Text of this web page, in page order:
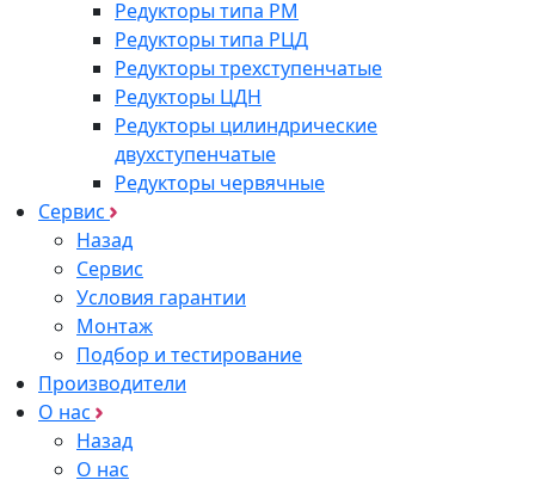
Редукторы типа РМ
Редукторы типа РЦД
Редукторы трехступенчатые
Редукторы ЦДН
Редукторы цилиндрические
двухступенчатые
Редукторы червячные
Сервис
Назад
Сервис
Условия гарантии
Монтаж
Подбор и тестирование
Производители
О нас
Назад
О нас